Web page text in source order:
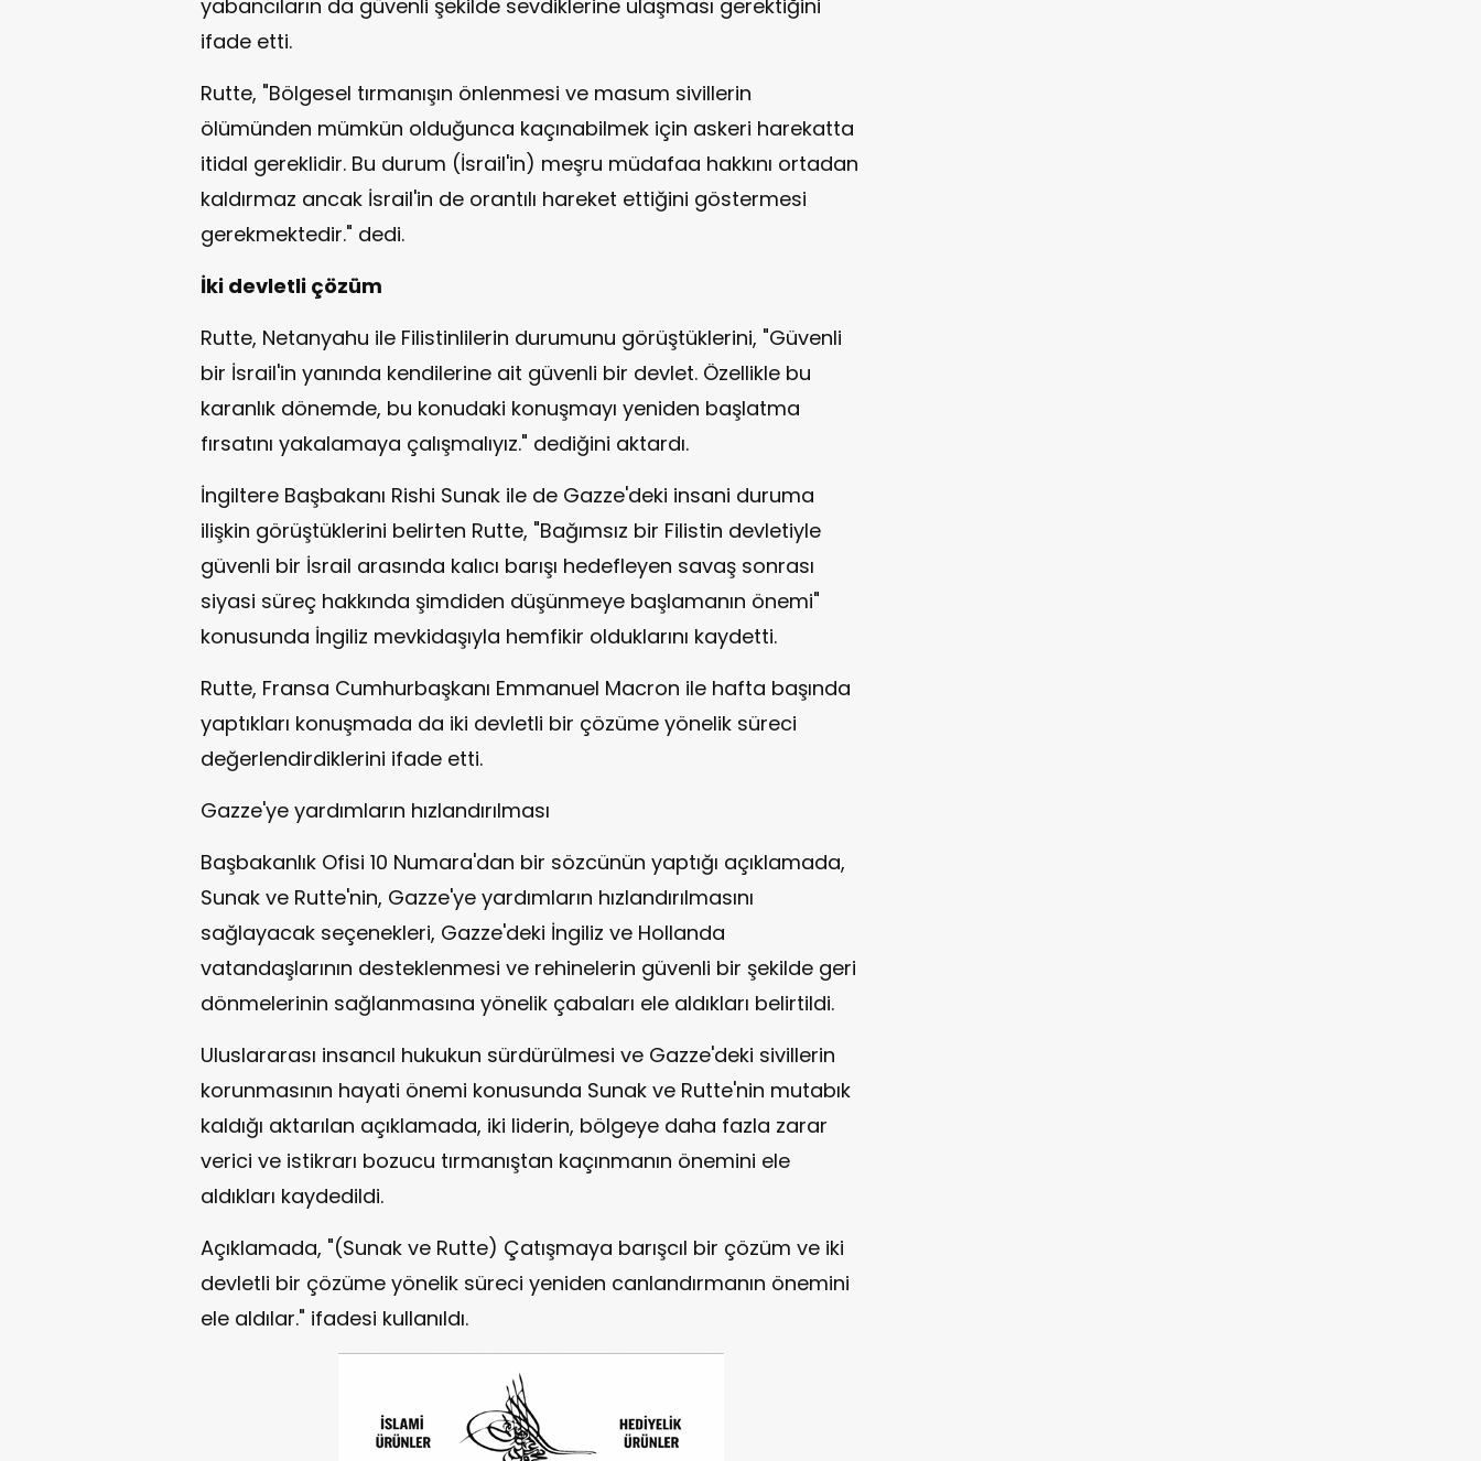
yabancıların da güvenli şekilde sevdiklerine ulaşması gerektiğini
ifade etti.
Rutte, "Bölgesel tırmanışın önlenmesi ve masum sivillerin
ölümünden mümkün olduğunca kaçınabilmek için askeri harekatta
itidal gereklidir. Bu durum (İsrail'in) meşru müdafaa hakkını ortadan
kaldırmaz ancak İsrail'in de orantılı hareket ettiğini göstermesi
gerekmektedir." dedi.
İki devletli çözüm
Rutte, Netanyahu ile Filistinlilerin durumunu görüştüklerini, "Güvenli
bir İsrail'in yanında kendilerine ait güvenli bir devlet. Özellikle bu
karanlık dönemde, bu konudaki konuşmayı yeniden başlatma
fırsatını yakalamaya çalışmalıyız." dediğini aktardı.
İngiltere Başbakanı Rishi Sunak ile de Gazze'deki insani duruma
ilişkin görüştüklerini belirten Rutte, "Bağımsız bir Filistin devletiyle
güvenli bir İsrail arasında kalıcı barışı hedefleyen savaş sonrası
siyasi süreç hakkında şimdiden düşünmeye başlamanın önemi"
konusunda İngiliz mevkidaşıyla hemfikir olduklarını kaydetti.
Rutte, Fransa Cumhurbaşkanı Emmanuel Macron ile hafta başında
yaptıkları konuşmada da iki devletli bir çözüme yönelik süreci
değerlendirdiklerini ifade etti.
Gazze'ye yardımların hızlandırılması
Başbakanlık Ofisi 10 Numara'dan bir sözcünün yaptığı açıklamada,
Sunak ve Rutte'nin, Gazze'ye yardımların hızlandırılmasını
sağlayacak seçenekleri, Gazze'deki İngiliz ve Hollanda
vatandaşlarının desteklenmesi ve rehinelerin güvenli bir şekilde geri
dönmelerinin sağlanmasına yönelik çabaları ele aldıkları belirtildi.
Uluslararası insancıl hukukun sürdürülmesi ve Gazze'deki sivillerin
korunmasının hayati önemi konusunda Sunak ve Rutte'nin mutabık
kaldığı aktarılan açıklamada, iki liderin, bölgeye daha fazla zarar
verici ve istikrarı bozucu tırmanıştan kaçınmanın önemini ele
aldıkları kaydedildi.
Açıklamada, "(Sunak ve Rutte) Çatışmaya barışcıl bir çözüm ve iki
devletli bir çözüme yönelik süreci yeniden canlandırmanın önemini
ele aldılar." ifadesi kullanıldı.